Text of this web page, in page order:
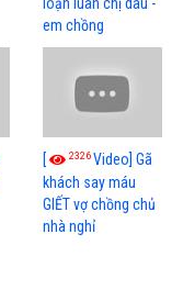
em chồng
[ 2326Video] Gã
khách say máu
GIẾT vợ chồng chủ
nhà nghỉ